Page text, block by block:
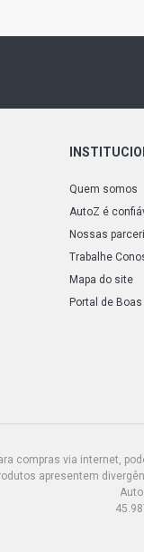
Quem somos
AutoZ é
Nossas
Trabalhe
Mapa do site
Portal de
compras via internet,
apresentem